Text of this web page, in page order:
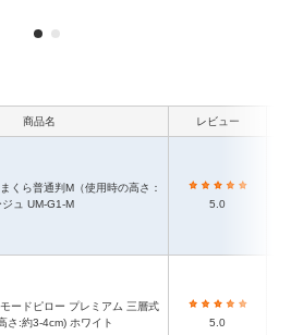
商品名 レビュー
ュ UM-G1-M
5.0
さ:約3-4cm) ホワイト
5.0